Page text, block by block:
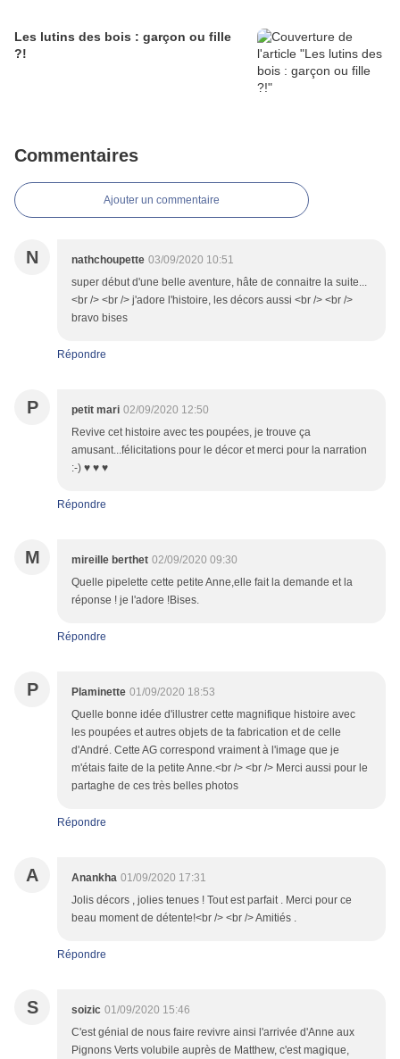
Les lutins des bois : garçon ou fille
?!
Commentaires
Ajouter un commentaire
N nathchoupette 03/09/2020 10:51
super début d'une belle aventure, hâte de connaitre la suite...
<br /> <br /> j'adore l'histoire, les décors aussi <br /> <br />
bravo bises
Répondre
P petit mari 02/09/2020 12:50
Revive cet histoire avec tes poupées, je trouve ça
amusant...félicitations pour le décor et merci pour la narration
:-) ♥ ♥ ♥
Répondre
M mireille berthet 02/09/2020 09:30
Quelle pipelette cette petite Anne,elle fait la demande et la
réponse ! je l'adore !Bises.
Répondre
P Plaminette 01/09/2020 18:53
Quelle bonne idée d'illustrer cette magnifique histoire avec
les poupées et autres objets de ta fabrication et de celle
d'André. Cette AG correspond vraiment à l'image que je
m'étais faite de la petite Anne.<br /> <br /> Merci aussi pour le
partaghe de ces très belles photos
Répondre
A Anankha 01/09/2020 17:31
Jolis décors , jolies tenues ! Tout est parfait . Merci pour ce
beau moment de détente!<br /> <br /> Amitiés .
Répondre
S soizic 01/09/2020 15:46
C'est génial de nous faire revivre ainsi l'arrivée d'Anne aux
Pignons Verts volubile auprès de Matthew, c'est magique,